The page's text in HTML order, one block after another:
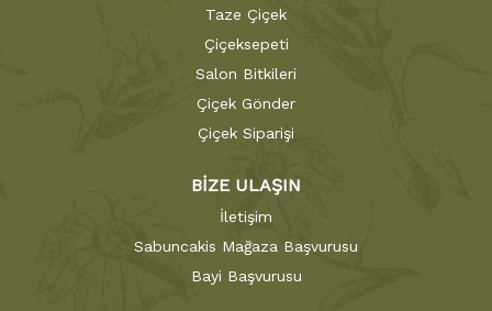
Taze Çiçek
Çiçeksepeti
Salon Bitkileri
Çiçek Gönder
Çiçek Siparişi
BİZE ULAŞIN
İletişim
Sabuncakis Mağaza Başvurusu
Bayi Başvurusu